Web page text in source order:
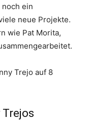
ein
neue Projekte.
wie Pat Morita,
Trejo auf 8
Trejos